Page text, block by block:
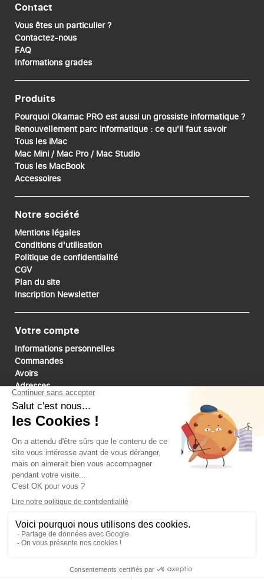
Contact
Informations grades
FAQ
Contactez-nous
Vous êtes un particulier ?
Produits
Pourquoi Okamac PRO est aussi un grossiste informatique ?
Renouvellement parc informatique : ce qu'il faut savoir
Tous les iMac
Mac Mini / Mac Pro / Mac Studio
Tous les MacBook
Accessoires
Notre société
Mentions légales
Conditions d'utilisation
Politique de confidentialité
CGV
Plan du site
Inscription Newsletter
Votre compte
Informations personnelles
Commandes
Avoirs
Adresses
Bons de réduction
Mes alertes
Paiements sécurisé
Suivez-nous